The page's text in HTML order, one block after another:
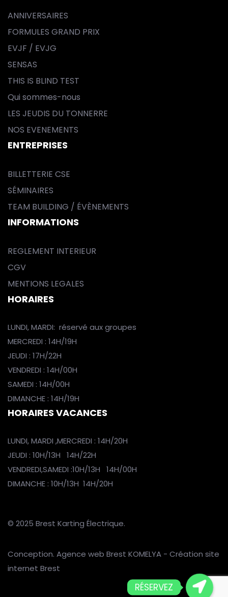
ANNIVERSAIRES
FORMULES GRAND PRIX
EVJF / EVJG
SENSAS
THIS IS BLIND TEST
Qui sommes-nous
LES JEUDIS DU TONNERRE
NOS EVENEMENTS
ENTREPRISES
BILLETTERIE CSE
SÉMINAIRES
TEAM BUILDING / ÉVÈNEMENTS
INFORMATIONS
REGLEMENT INTERIEUR
CGV
MENTIONS LEGALES
HORAIRES
LUNDI, MARDI: réservé aux groupes
MERCREDI : 14H/19H
JEUDI : 17H/22H
VENDREDI : 14H/00H
SAMEDI : 14H/00H
DIMANCHE : 14H/19H
HORAIRES VACANCES
LUNDI, MARDI ,MERCREDI : 14H/20H
JEUDI : 10H/13H 14H/22H
VENDREDI,SAMEDI :10H/13H 14H/00H
DIMANCHE : 10H/13H 14H/20H
© 2025 Brest Karting Électrique.
Conception. Agence web Brest KOMELYA - Création site
internet Brest
RÉSERVEZ